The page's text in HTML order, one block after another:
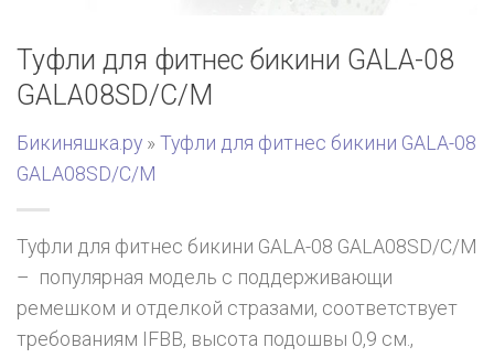
Туфли для фитнес бикини GALA-08
GALA08SD/C/M
Бикиняшка.ру » Туфли для фитнес бикини GALA-08
GALA08SD/C/M
Туфли для фитнес бикини GALA-08 GALA08SD/C/M
– популярная модель с поддерживающи
ремешком и отделкой стразами, соответствует
требованиям IFBB, высота подошвы 0,9 см.,